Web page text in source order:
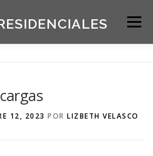
Menú
12, 2023 POR LIZBETH VELASCO